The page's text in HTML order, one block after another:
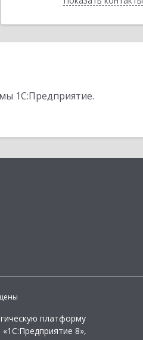
1С:Предприятие.
платформу
8»,